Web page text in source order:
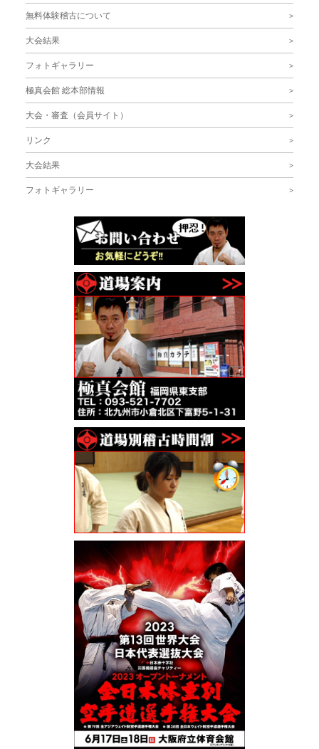
無料体験稽古について
大会結果
フォトギャラリー
極真会館 総本部情報
大会・審査（会員サイト）
リンク
大会結果
フォトギャラリー